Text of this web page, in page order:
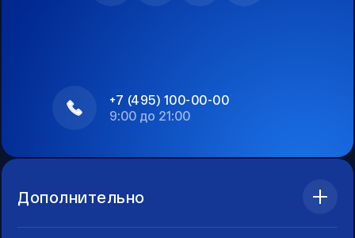
+7 (495) 100-00-00
9:00 до 21:00
Дополнительно